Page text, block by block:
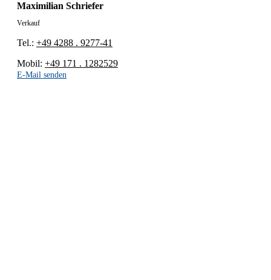
Maximilian Schriefer
Verkauf
Tel.: +49 4288 . 9277-41
Mobil: +49 171 . 1282529
E-Mail senden